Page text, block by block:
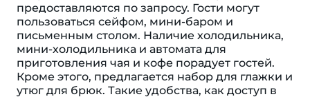
предоставляются по запросу. Гости могут
пользоваться сейфом, мини-баром и
письменным столом. Наличие холодильника,
мини-холодильника и автомата для
приготовления чая и кофе порадует гостей.
Кроме этого, предлагается набор для глажки и
утюг для брюк. Такие удобства, как доступ в